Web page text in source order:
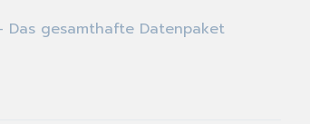
Das gesamthafte Datenpaket